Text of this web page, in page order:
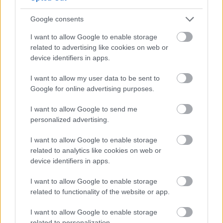
Google consents
I want to allow Google to enable storage
related to advertising like cookies on web or
device identifiers in apps.
I want to allow my user data to be sent to
Google for online advertising purposes.
I want to allow Google to send me
personalized advertising.
I want to allow Google to enable storage
related to analytics like cookies on web or
device identifiers in apps.
I want to allow Google to enable storage
related to functionality of the website or app.
I want to allow Google to enable storage
Nina Schrank, a Greenpeace UK egyik aktivistája
elmondta: „Egyre többen használunk
újrahasználható bögréket és palackokat, hogy
csökkentsük a műanyaghulladékunkat és megóvjuk
az élővilágot, tengereinket és folyóinkat. A Covid-19
számos rutinunkat megváltoztatta. Nagyszerű, hogy
több mint 100 szakértő nyugtatott meg bennünket,
hogy az újrahasználható étel- és italtárolók
világjárvány idején is."
Európában a jövő évben lép hatályba, ám egyesek
szerint a csomagolóipar a járványt használja a
tilalom bevezetése ellen. A Foodservice Packaging
FPA) nyomást gyakorol a walesi kormányra, hogy a
tilalom bevezetését elhalasszák, mert annak
bevezetése veszélyeztetné a higiénia előírásokat.